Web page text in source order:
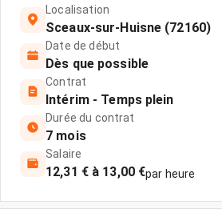
Localisation
Sceaux-sur-Huisne (72160)
Date de début
Dès que possible
Contrat
Intérim - Temps plein
Durée du contrat
7 mois
Salaire
12,31 € à 13,00 €par heure